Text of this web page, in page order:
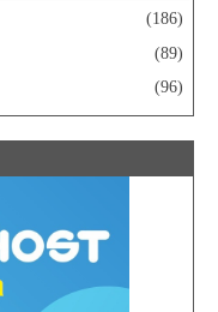
(186)
(89)
(96)